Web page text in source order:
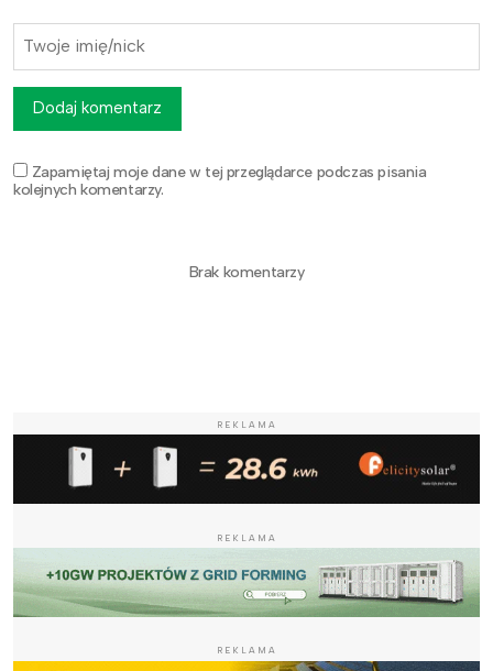
Zapamiętaj moje dane w tej przeglądarce podczas pisania
kolejnych komentarzy.
Dodaj komentarz
Brak komentarzy
REKLAMA
REKLAMA
REKLAMA